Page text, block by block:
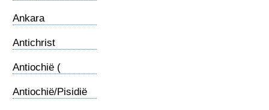
Ankara
Antichrist
Antiochië (
Antiochië/Pisidië